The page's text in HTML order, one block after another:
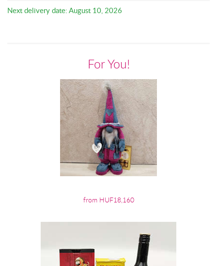
Next delivery date: August 10, 2026
For You!
from HUF18,160